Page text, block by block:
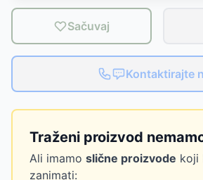
Sačuvaj
Kontaktirajte
Traženi proizvod
Ali imamo slične proizvode koji
zanimati: